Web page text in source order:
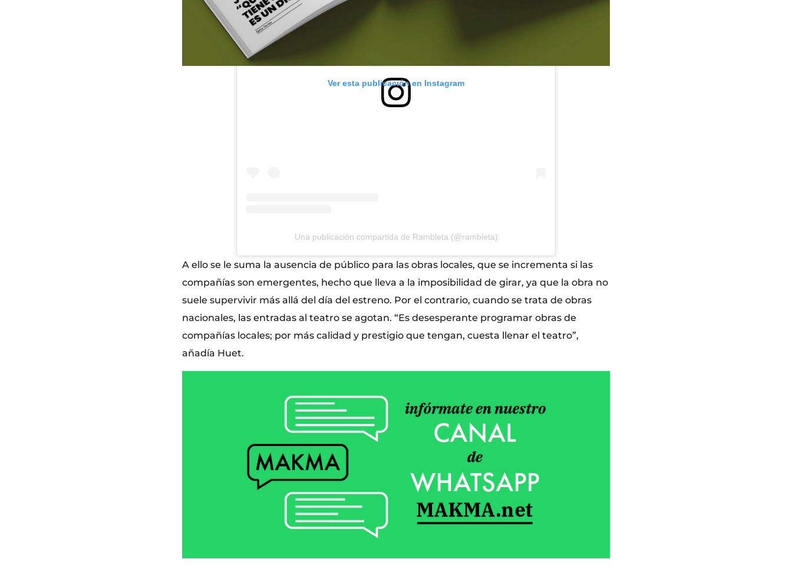
Ver esta publicación en Instagram
Una publicación compartida de Rambleta (@rambleta)
A ello se le suma la ausencia de público para las obras locales, que se incrementa si las
compañías son emergentes, hecho que lleva a la imposibilidad de girar, ya que la obra no
suele supervivir más allá del día del estreno. Por el contrario, cuando se trata de obras
nacionales, las entradas al teatro se agotan. “Es desesperante programar obras de
compañías locales; por más calidad y prestigio que tengan, cuesta llenar el teatro”,
añadía Huet.